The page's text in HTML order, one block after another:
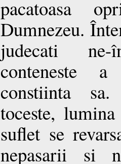
pacatoasa
Dumnezeu.
judecati
conteneste
constiinta
toceste,
suflet se
nepasarii si